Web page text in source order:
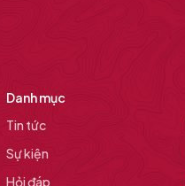
Danh mục
Tin tức
Sự kiện
Hỏi đáp